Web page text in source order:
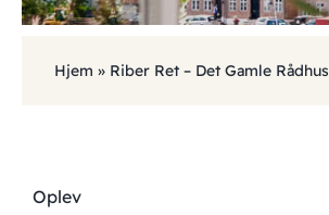
Hjem » Riber Ret – Det Gamle Rådhus
Oplev